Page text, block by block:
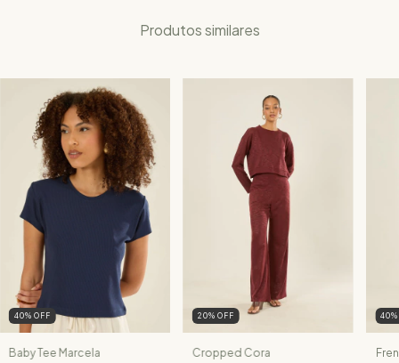
Produtos similares
40% OFF
Baby Tee Marcela
20% OFF
Cropped Cora
40